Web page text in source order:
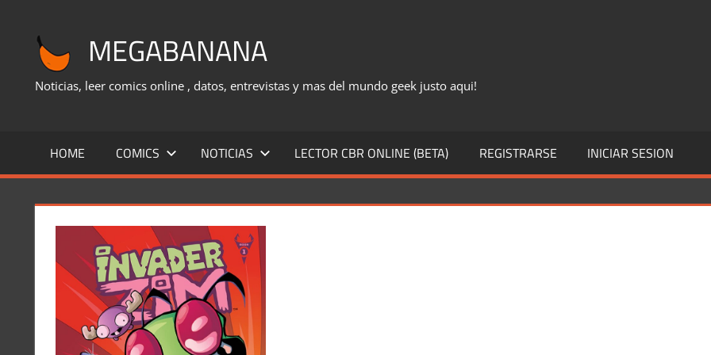
contenido
MEGABANANA
Noticias, leer comics online , datos, entrevistas y mas del mundo geek justo aqui!
HOME COMICS NOTICIAS LECTOR CBR ONLINE (BETA) REGISTRARSE INICIAR SESION